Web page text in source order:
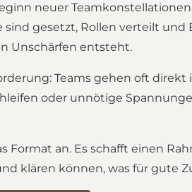
neuer
sind gesetzt, Rollen verteilt
Unschärfen entsteht.
Teams gehen oft
oder unnötige
Format an. Es schafft einen
klären können, was für gute